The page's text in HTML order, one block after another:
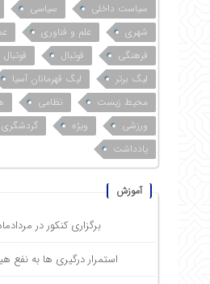
سیاست داخلی
سیاسی
شهری
علم و فناوری
فرهنگی
فوتبال
فوتبال
لیگ برتر
لیگ قهرمانان آسیا
محیط زیست
نظامی
ورزشی
ویژه
گردشگری
یادداشت
آموزش
برگزاری کنکور در
استمرار درگیری ها به